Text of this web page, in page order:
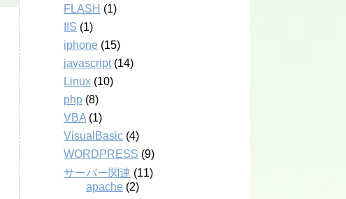
FLASH (1)
IIS (1)
iphone (15)
javascript(14)
Linux (10)
php (8)
VBA (1)
VisualBasic (4)
WORDPRESS (9)
サーバー関連 (11)
apache (2)